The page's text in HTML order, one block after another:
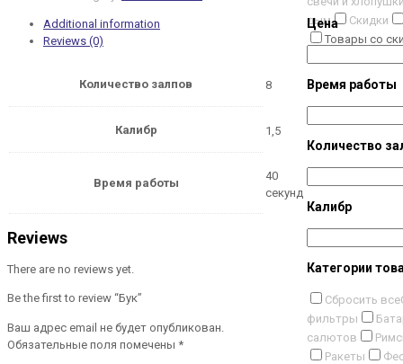
Additional information
Reviews (0)
Количество залпов 8
Калибр 1,5
Время работы
40
секунд
Reviews
There are no reviews yet.
Be the first to review “Бук”
Ваш адрес email не будет опубликован.
Обязательные поля помечены *
дым
Скидки
Товары со
Цена
Время работы
Количество
Калибр
Категории
Сбросить все
фильтры
салютов
Ракеты